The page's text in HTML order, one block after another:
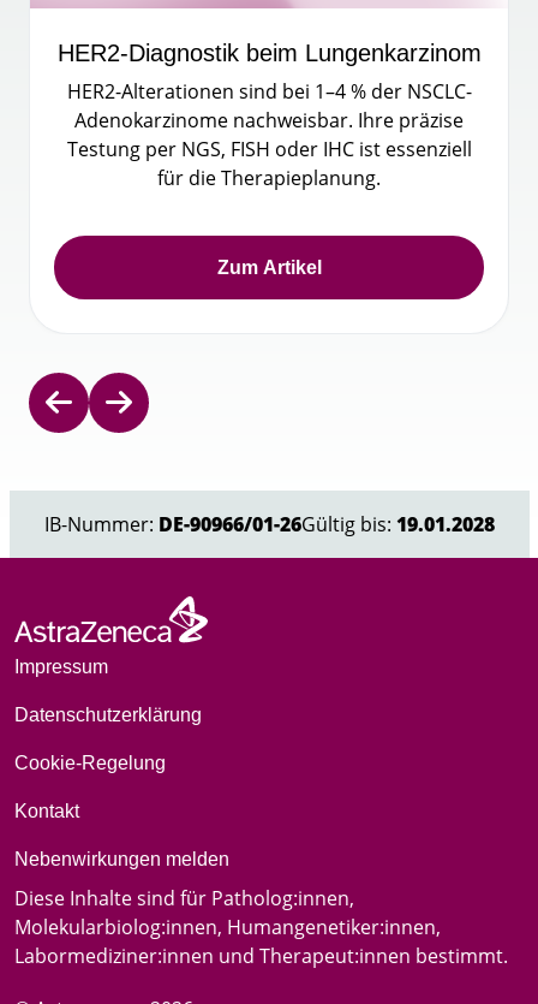
HER2-Diagnostik beim Lungenkarzinom
HER2-Alterationen sind bei 1–4 %der NSCLC-
Adenokarzinome nachweisbar. Ihre präzise
Testung per NGS, FISH oder IHC ist essenziell
für die Therapieplanung.
Zum Artikel
IB-Nummer: DE-90966/01-26Gültig bis: 19.01.2028
Impressum
Datenschutzerklärung
Cookie-Regelung
Kontakt
Nebenwirkungen melden
Diese Inhalte sind für Patholog:innen,
Molekularbiolog:innen, Humangenetiker:innen,
Labormediziner:innen und Therapeut:innen bestimmt.